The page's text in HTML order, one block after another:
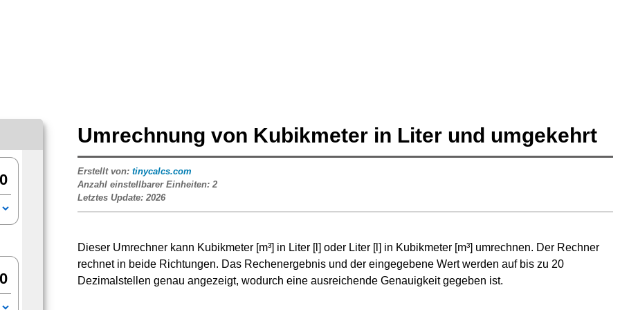
Umrechnung von Kubikmeter in Liter und umgekehrt
Erstellt von: tinycalcs.com
Anzahl einstellbarer Einheiten: 2
Letztes Update: 2026
Dieser Umrechner kann Kubikmeter [m³] in Liter [l] oder Liter [l] in Kubikmeter [m³] umrechnen. Der Rechner
rechnet in beide Richtungen. Das Rechenergebnis und der eingegebene Wert werden auf bis zu 20
Dezimalstellen genau angezeigt, wodurch eine ausreichende Genauigkeit gegeben ist.